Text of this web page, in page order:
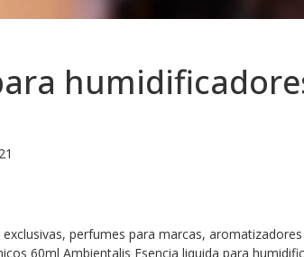
perfumes para marcas,
60ml Ambientalis Esencia liquida para